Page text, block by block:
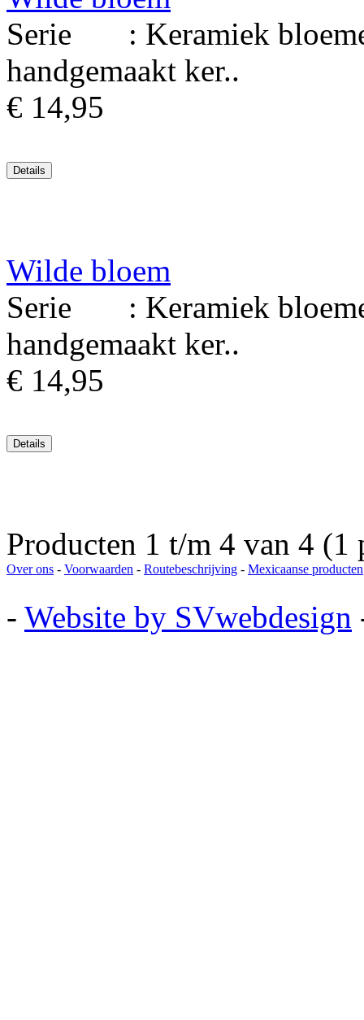
Serie : Keramiek
handgemaakt ker..
€ 14,95
Wilde bloem
Serie : Keramiek
handgemaakt ker..
€ 14,95
Producten 1 t/m 4 van 4 (1
Over ons - Voorwaarden - Routebeschrijving - Mexicaanse producten
- Website by SVwebdesign